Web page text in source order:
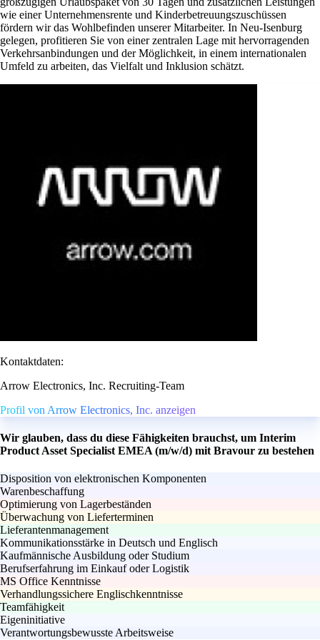
wie einer Unternehmensrente und Kinderbetreuungszuschüssen
fördern wir das Wohlbefinden unserer Mitarbeiter. In Neu-Isenburg
gelegen, profitieren Sie von einer zentralen Lage mit hervorragenden
Verkehrsanbindungen und der Möglichkeit, in einem internationalen
Umfeld zu arbeiten, das Vielfalt und Inklusion schätzt.
Kontaktdaten:
Arrow Electronics, Inc. Recruiting-Team
Profil von Arrow Electronics, Inc. anzeigen
Wir glauben, dass du diese Fähigkeiten brauchst, um Interim
Product Asset Specialist EMEA (m/w/d) mit Bravour zu bestehen
Disposition von elektronischen Komponenten
Warenbeschaffung
Optimierung von Lagerbeständen
Überwachung von Lieferterminen
Lieferantenmanagement
Kommunikationsstärke in Deutsch und Englisch
Kaufmännische Ausbildung oder Studium
Berufserfahrung im Einkauf oder Logistik
MS Office Kenntnisse
Verhandlungssichere Englischkenntnisse
Teamfähigkeit
Eigeninitiative
Verantwortungsbewusste Arbeitsweise